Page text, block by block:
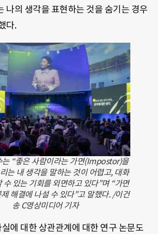
나의 생각을 표현하는 것을 숨기는 경우
다.
는 “좋은 사람이라는 가면(Impostor)을
는 내 생각을 말하는 것이 어렵고, 대화
수 있는 기회를 외면하고 있다”며 “가면
해결에 나설 수 있다”고 말했다. /이건
송 C영상미디어 기자
에 대한 상관관계에 대한 연구 논문도